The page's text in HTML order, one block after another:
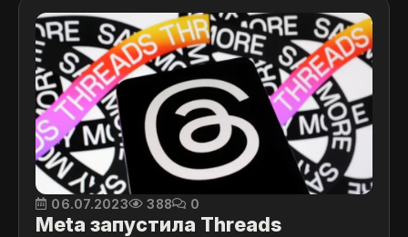
06.07.2023 388 0
Meta запустила Threads